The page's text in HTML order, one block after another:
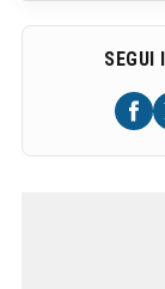
SEGUI